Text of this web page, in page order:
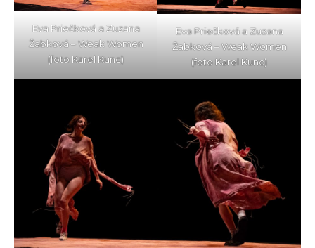
Eva Priečková a Zuzana
Žabková – Weak Women
(foto Karel Kunc)
Eva Priečková a Zuzana
Žabková – Weak Women
(foto Karel Kunc)